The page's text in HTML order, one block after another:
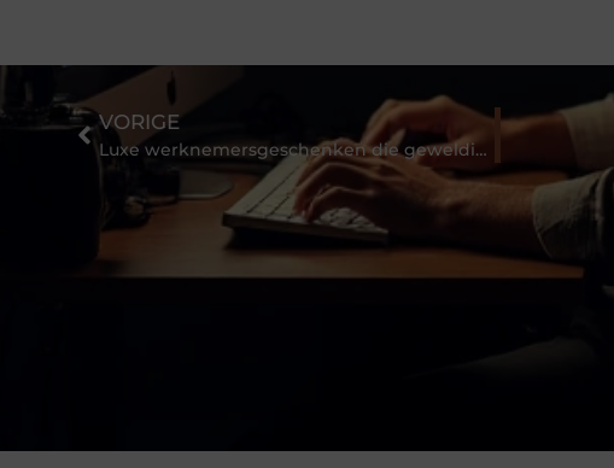
VORIGE
Luxe werknemersgeschenken die geweldig zijn!